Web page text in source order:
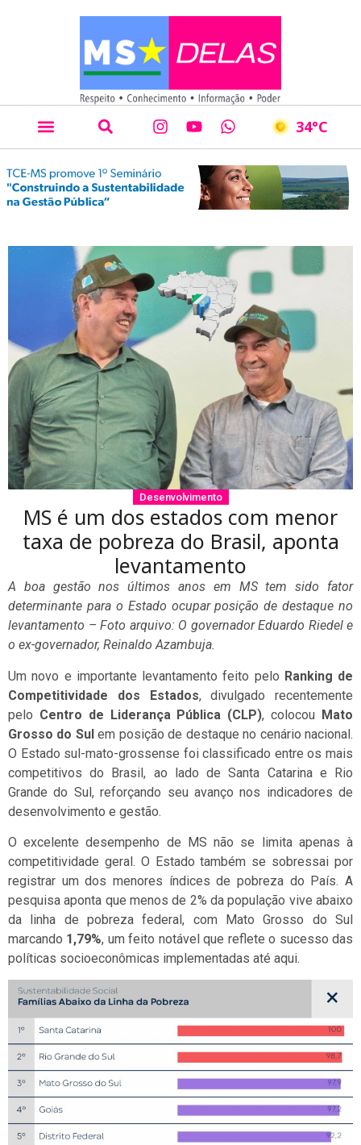
34°C
Desenvolvimento
MS é um dos estados com menor
taxa de pobreza do Brasil, aponta
levantamento
A boa gestão nos últimos anos em MS tem sido fator
determinante para o Estado ocupar posição de destaque no
levantamento – Foto arquivo: O governador Eduardo Riedel e
o ex-governador, Reinaldo Azambuja.
Um novo e importante levantamento feito pelo Ranking de
Competitividade dos Estados, divulgado recentemente
pelo Centro de Liderança Pública (CLP), colocou Mato
Grosso do Sulem posição de destaque no cenário nacional.
O Estado sul-mato-grossense foi classificado entre os mais
competitivos do Brasil, ao lado de Santa Catarina e Rio
Grande do Sul, reforçando seu avanço nos indicadores de
desenvolvimento e gestão.
O excelente desempenho de MS não se limita apenas à
competitividade geral. O Estado também se sobressai por
registrar um dos menores índices de pobreza do País. A
pesquisa aponta que menos de 2% da população vive abaixo
da linha de pobreza federal, com Mato Grosso do Sul
marcando 1,79%, um feito notável que reflete o sucesso das
políticas socioeconômicas implementadas até aqui.